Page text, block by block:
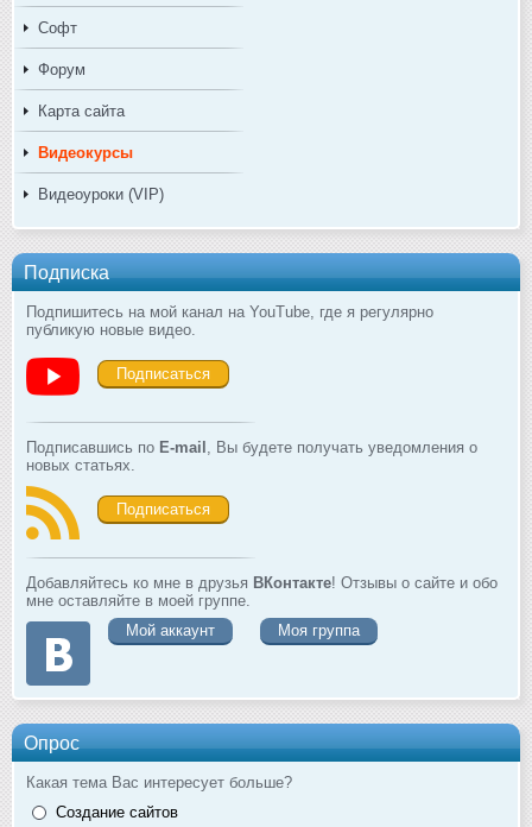
Софт
Форум
Карта сайта
Видеокурсы
Видеоуроки (VIP)
Подписка
Подпишитесь на мой канал на YouTube, где я регулярно
публикую новые видео.
Подписаться
Подписавшись по E-mail , Вы будете получать уведомления о
новых статьях.
Подписаться
Добавляйтесь ко мне в друзья ВКонтакте! Отзывы о сайте и обо
мне оставляйте в моей группе.
Мой аккаунт
Моя группа
Опрос
Какая тема Вас интересует больше?
Создание сайтов